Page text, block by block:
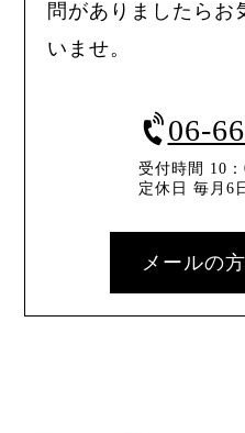
問がありましたらお
いませ。
06-
受付時間 10
定休日 毎月6
メールの